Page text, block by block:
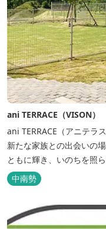
ani TERRACE（VISON）
ani TERRACE（アニテラ
新たな家族との出会いの
ともに輝き、いのちを照
行うアニコムグループが
と一緒にVISONへ訪れた
ルをご用意しているほか
中南勢